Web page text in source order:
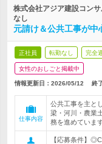
株式会社アジア建設コン
なし
元請け＆公共工事が中
正社員 転勤なし 完全
女性のおしごと掲載中
情報更新日：2026/05/12 終
仕事内容
公共工事を主と
梁・河川・農業
務を進めていま
【応募条件】